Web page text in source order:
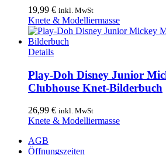
19,99 € inkl. MwSt
Knete & Modelliermasse
Details
Play-Doh Disney Junior
Clubhouse Knet-Bilderbuch
26,99 € inkl. MwSt
Knete & Modelliermasse
AGB
Öffnungszeiten